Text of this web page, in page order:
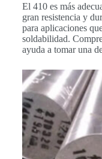
El 410 es más
gran resistencia y
para aplicaciones
soldabilidad.
ayuda a tomar una